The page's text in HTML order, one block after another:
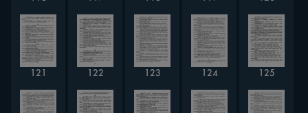
121 122 123 124 125